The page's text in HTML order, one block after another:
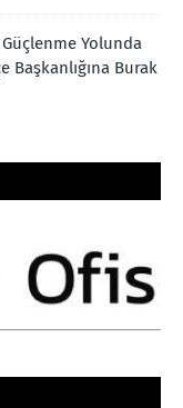
Güçlenme Yolunda
Başkanlığına Burak